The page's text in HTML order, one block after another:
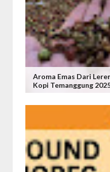
Aroma Emas Dari
Kopi Temanggung